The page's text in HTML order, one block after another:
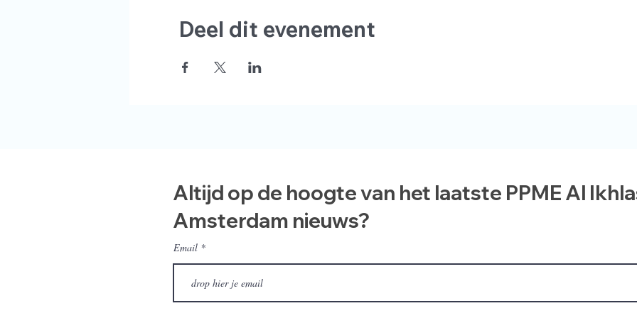
Deel dit evenement
Altijd op de hoogte van het laatste PPME Al
Amsterdam nieuws?
Email